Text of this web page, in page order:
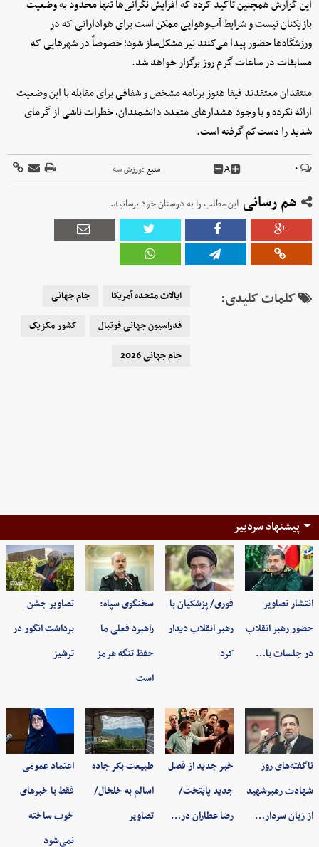
این گزارش همچنین تاکید کرده که افزایش نگرانی‌ها تنها محدود به وضعیت
بازیکنان نیست و شرایط آب‌وهوایی ممکن است برای هوادارانی که در
ورزشگاه‌ها حضور پیدا می‌کنند نیز مشکل‌ساز شود؛ خصوصاً در شهرهایی که
مسابقات در ساعات گرم روز برگزار خواهد شد.
منتقدان معتقدند فیفا هنوز برنامه مشخص و شفافی برای مقابله با این وضعیت
ارائه نکرده و با وجود هشدارهای متعدد دانشمندان، خطرات ناشی از گرمای
شدید را دست‌کم گرفته است.
۰ A منبع :ورزش سه
هم رسانی این مطلب را به دوستان خود برسانید.
کلمات کلیدی: ایالات متحده آمریکا
جام جهانی
فدراسیون جهانی فوتبال
کشور مکزیک
جام جهانی 2026
پیشنهاد سردبیر
انتشار تصاویر
حضور رهبر انقلاب
در جلسات با…
فوری/ پزشکیان با
رهبر انقلاب دیدار
کرد
سخنگوی سپاه:
راهبرد فعلی ما
حفظ تنگه هرمز
است
تصاویر جشن
برداشت انگور در
ترشیز
ناگفته‌های روز
شهادت رهبرشهید
از زبان سردار…
خبر جدید از فصل
جدید پایتخت/
رضا عطاران در…
طبیعت بکر جاده
اسالم به خلخال/
تصاویر
اعتماد عمومی
فقط با خبرهای
خوب ساخته
نمی‌شود